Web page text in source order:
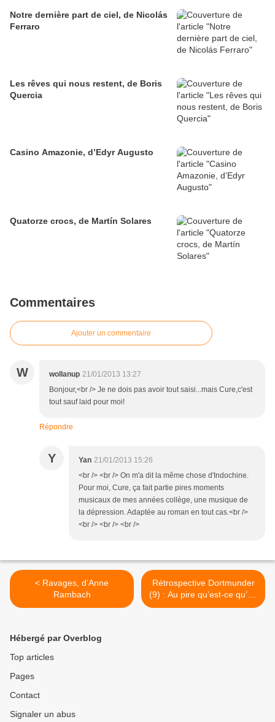
Notre dernière part de ciel, de Nicolás
Ferraro
Les rêves qui nous restent, de Boris
Quercia
Casino Amazonie, d’Edyr Augusto
Quatorze crocs, de Martín Solares
Commentaires
Ajouter un commentaire
W wollanup 21/01/2013 13:27
Bonjour,<br /> Je ne dois pas avoir tout saisi...mais Cure,c'est
tout sauf laid pour moi!
Répondre
Y Yan 21/01/2013 15:26
<br /> <br /> On m'a dit la même chose d'Indochine.
Pour moi, Cure, ça fait partie pires moments
musicaux de mes années collège, une musique de
la dépression. Adaptée au roman en tout cas.<br />
<br /> <br /> <br />
< Ravages, d’Anne
Rambach
Rétrospective Dortmunder
(9) : Au pire qu’est-ce qu’on
risque ? de Donald
Hébergé par Overblog
Top articles
Pages
Contact
Signaler un abus